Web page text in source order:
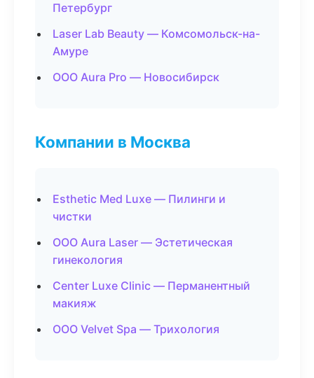
Петербург
Laser Lab Beauty — Комсомольск-на-
Амуре
ООО Aura Pro — Новосибирск
Компании в Москва
Esthetic Med Luxe — Пилинги и
чистки
ООО Aura Laser — Эстетическая
гинекология
Center Luxe Clinic — Перманентный
макияж
ООО Velvet Spa — Трихология